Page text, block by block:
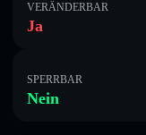
VERÄNDERBAR
Ja
SPERRBAR
Nein